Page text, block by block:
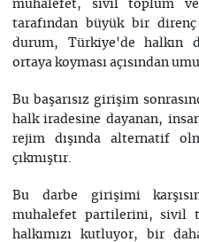
muhalefet, sivil toplum
tarafından büyük bir
durum, Türkiye'de halkın
ortaya koyması açısından
Bu başarısız girişim
halk iradesine dayanan,
rejim dışında alternatif
çıkmıştır.
Bu darbe girişimi
muhalefet partilerini, sivil
halkımızı kutluyor, bir